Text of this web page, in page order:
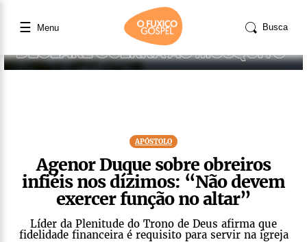
☰ Menu Busca
APÓSTOLO
Agenor Duque sobre obreiros
infiéis nos dízimos: “Não devem
exercer função no altar”
Líder da Plenitude do Trono de Deus afirma que
fidelidade financeira é requisito para servir na igreja